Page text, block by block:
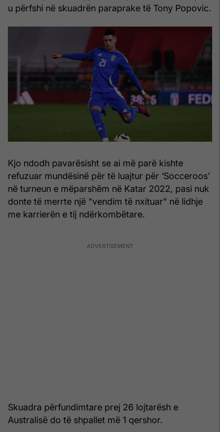
u përfshi në skuadrën paraprake të Tony Popovic.
Kjo ndodh pavarësisht se ai më parë kishte
refuzuar mundësinë për të luajtur për ‘Socceroos’
në turneun e mëparshëm në Katar 2022, pasi nuk
donte të merrte një "vendim të nxituar" në lidhje
me karrierën e tij ndërkombëtare.
Skuadra përfundimtare prej 26 lojtarësh e
Australisë do të shpallet më 1 qershor.